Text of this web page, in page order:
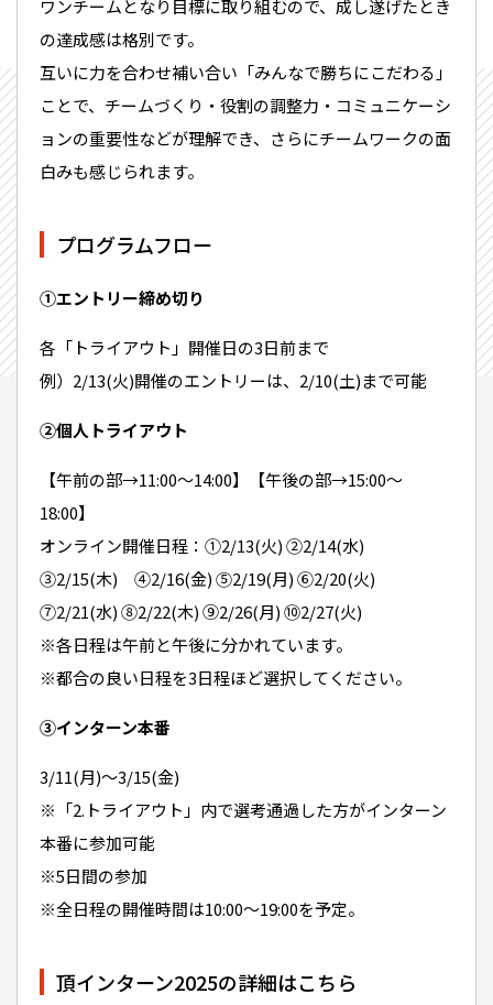
ワンチームとなり目標に取り組むので、成し遂げたとき
の達成感は格別です。
互いに力を合わせ補い合い「みんなで勝ちにこだわる」
ことで、チームづくり・役割の調整力・コミュニケーシ
ョンの重要性などが理解でき、さらにチームワークの面
白みも感じられます。
プログラムフロー
①エントリー締め切り
各「トライアウト」開催日の3日前まで
例）2/13(火)開催のエントリーは、2/10(土)まで可能
②個人トライアウト
【午前の部→11:00〜14:00】【午後の部→15:00〜
18:00】
オンライン開催日程：①2/13(火) ②2/14(水)
③2/15(木) ④2/16(金) ⑤2/19(月) ⑥2/20(火)
⑦2/21(水) ⑧2/22(木) ⑨2/26(月) ⑩2/27(火)
※各日程は午前と午後に分かれています。
※都合の良い日程を3日程ほど選択してください。
③インターン本番
3/11(月)〜3/15(金)
※「2.トライアウト」内で選考通過した方がインターン
本番に参加可能
※5日間の参加
※全日程の開催時間は10:00〜19:00を予定。
頂インターン2025の詳細はこちら